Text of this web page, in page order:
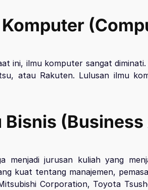
ini, ilmu komputer sangat
atau Rakuten. Lulusan ilmu
Bisnis
menjadi jurusan kuliah yang
kuat tentang manajemen,
Corporation, Toyota